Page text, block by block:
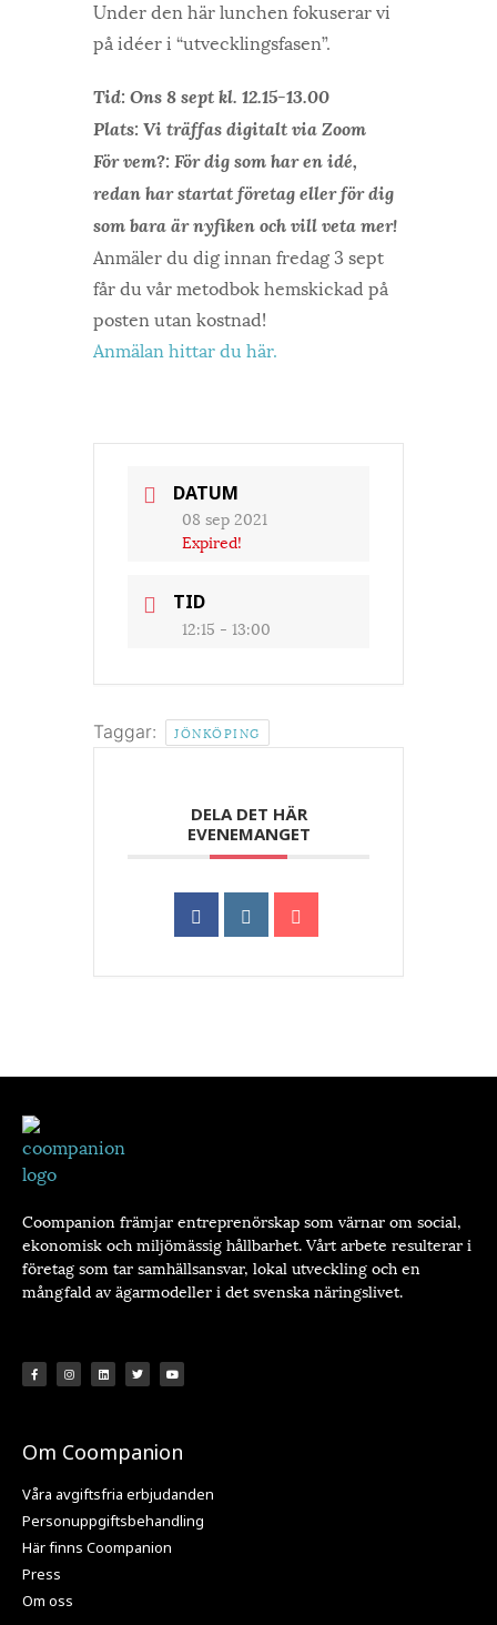
Under den här lunchen fokuserar vi
på idéer i “utvecklingsfasen”.
Tid: Ons 8 sept kl. 12.15-13.00
Plats: Vi träffas digitalt via Zoom
För vem?: För dig som har en idé,
redan har startat företag eller för dig
som bara är nyfiken och vill veta mer!
Anmäler du dig innan fredag 3 sept
får du vår metodbok hemskickad på
posten utan kostnad!
Anmälan hittar du här.
DATUM
08 sep 2021
Expired!
TID
12:15 - 13:00
Taggar: JÖNKÖPING
DELA DET HÄR
EVENEMANGET
Coompanion främjar entreprenörskap som värnar om social,
ekonomisk och miljömässig hållbarhet. Vårt arbete resulterar i
företag som tar samhällsansvar, lokal utveckling och en
mångfald av ägarmodeller i det svenska näringslivet.
Om Coompanion
Våra avgiftsfria erbjudanden
Personuppgiftsbehandling
Här finns Coompanion
Press
Om oss